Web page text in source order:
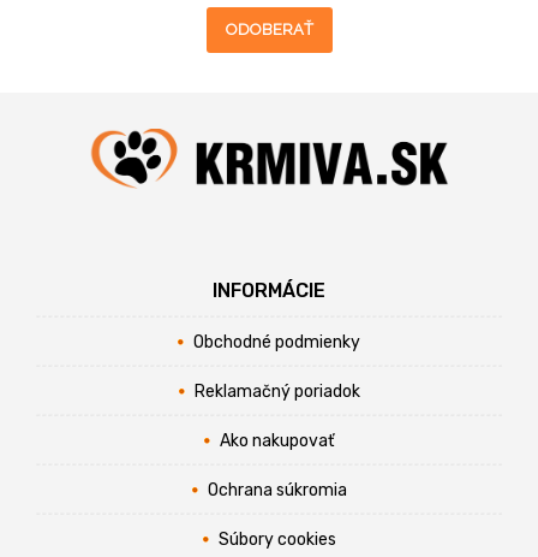
ODOBERAŤ
INFORMÁCIE
Obchodné podmienky
Reklamačný poriadok
Ako nakupovať
Ochrana súkromia
Súbory cookies